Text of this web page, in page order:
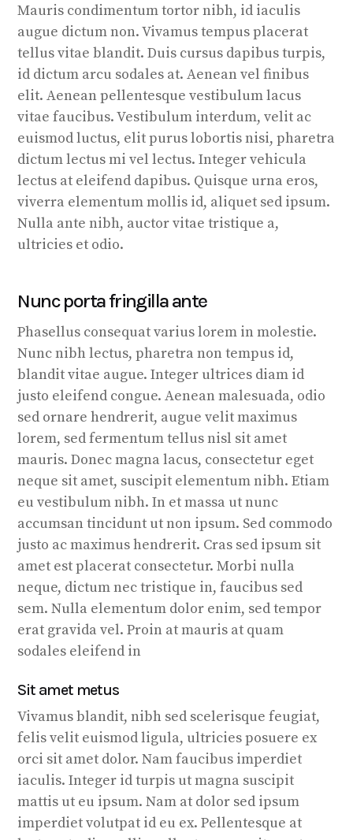
Mauris condimentum tortor nibh, id iaculis
augue dictum non. Vivamus tempus placerat
tellus vitae blandit. Duis cursus dapibus turpis,
id dictum arcu sodales at. Aenean vel finibus
elit. Aenean pellentesque vestibulum lacus
vitae faucibus. Vestibulum interdum, velit ac
euismod luctus, elit purus lobortis nisi, pharetra
dictum lectus mi vel lectus. Integer vehicula
lectus at eleifend dapibus. Quisque urna eros,
viverra elementum mollis id, aliquet sed ipsum.
Nulla ante nibh, auctor vitae tristique a,
ultricies et odio.
Nunc porta fringilla ante
Phasellus consequat varius lorem in molestie.
Nunc nibh lectus, pharetra non tempus id,
blandit vitae augue. Integer ultrices diam id
justo eleifend congue. Aenean malesuada, odio
sed ornare hendrerit, augue velit maximus
lorem, sed fermentum tellus nisl sit amet
mauris. Donec magna lacus, consectetur eget
neque sit amet, suscipit elementum nibh. Etiam
eu vestibulum nibh. In et massa ut nunc
accumsan tincidunt ut non ipsum. Sed commodo
justo ac maximus hendrerit. Cras sed ipsum sit
amet est placerat consectetur. Morbi nulla
neque, dictum nec tristique in, faucibus sed
sem. Nulla elementum dolor enim, sed tempor
erat gravida vel. Proin at mauris at quam
sodales eleifend in
Sit amet metus
Vivamus blandit, nibh sed scelerisque feugiat,
felis velit euismod ligula, ultricies posuere ex
orci sit amet dolor. Nam faucibus imperdiet
iaculis. Integer id turpis ut magna suscipit
mattis ut eu ipsum. Nam at dolor sed ipsum
imperdiet volutpat id eu ex. Pellentesque at